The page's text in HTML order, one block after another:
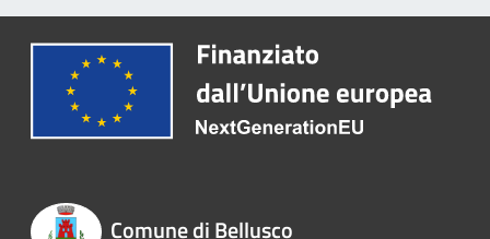
Comune di Bellusco